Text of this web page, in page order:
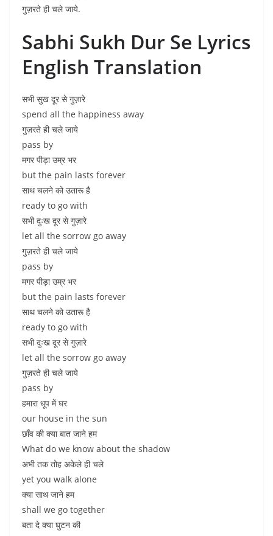
गुज़रते ही चले जाये.
Sabhi Sukh Dur Se Lyrics
English Translation
सभी सुख दूर से गुज़ारे
spend all the happiness away
गुज़रते ही चले जाये
pass by
मगर पीड़ा उम्र भर
but the pain lasts forever
साथ चलने को उतारू है
ready to go with
सभी दुःख दूर से गुज़ारे
let all the sorrow go away
गुज़रते ही चले जाये
pass by
मगर पीड़ा उम्र भर
but the pain lasts forever
साथ चलने को उतारू है
ready to go with
सभी दुःख दूर से गुज़ारे
let all the sorrow go away
गुज़रते ही चले जाये
pass by
हमारा धूप में घर
our house in the sun
छाँव की क्या बात जाने हम
What do we know about the shadow
अभी तक तोह अकेले ही चले
yet you walk alone
क्या साथ जाने हम
shall we go together
बता दे क्या घुटन की